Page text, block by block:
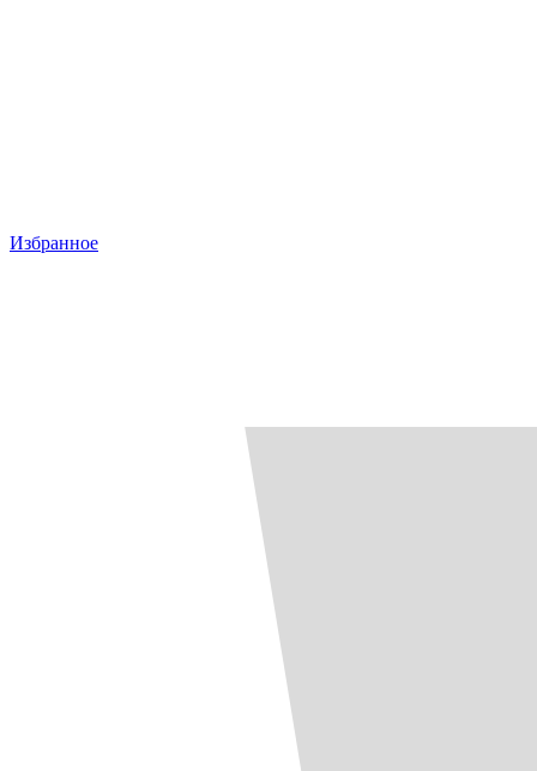
Избранное